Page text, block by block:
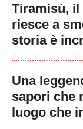
Tiramisù, il
riesce a
storia è
Una
sapori che
luogo che